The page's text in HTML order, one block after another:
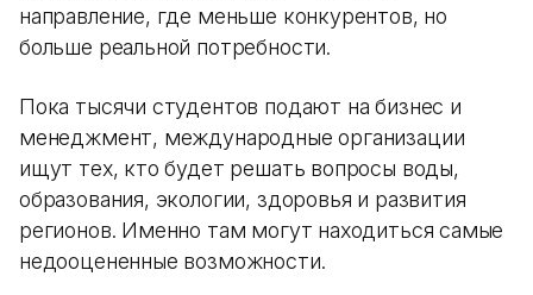
направление, где меньше конкурентов, но
больше реальной потребности.
Пока тысячи студентов подают на бизнес и
менеджмент, международные организации
ищут тех, кто будет решать вопросы воды,
образования, экологии, здоровья и развития
регионов. Именно там могут находиться самые
недооцененные возможности.